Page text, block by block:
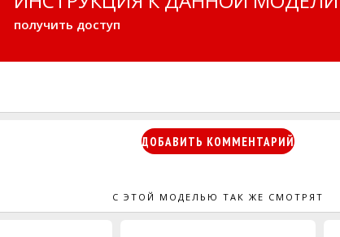
получить доступ
ДОБАВИТЬ КОММЕНТАРИЙ
С ЭТОЙ МОДЕЛЬЮ ТАК ЖЕ СМОТРЯТ